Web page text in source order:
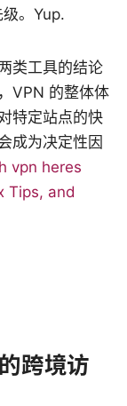
。Yup.
类工具的结论
VPN 的整体体
特定站点的快
成为决定性因
vpn heres
Tips, and
跨境访